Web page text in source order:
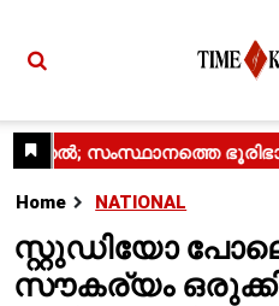
Home NATIONAL
സ്റ്റുഡിയോ
സൗകര്യം